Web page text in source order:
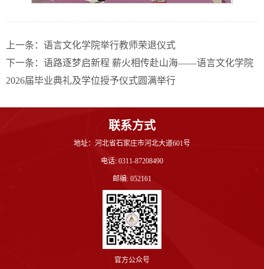
上一条： 语言文化学院举行教师荣退仪式
下一条： 语路逐梦启新程 薪火相传赴山海——语言文化学院
2026届毕业典礼及学位授予仪式圆满举行
联系方式
地址：河北省石家庄市河北大道601号
电话: 0311-87208490
邮编: 052161
官方公众号